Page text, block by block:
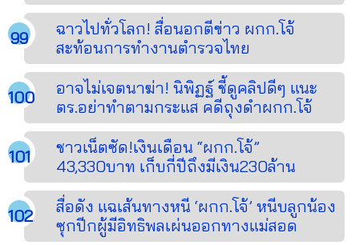
ฉาวไปทั่วโลก! สื่อนอกตีข่าว ผกก.โจ้
สะท้อนการทำงานตำรวจไทย
อาจไม่เจตนาฆ่า! นิพิฏฐ์ ชี้ดูคลิปดีๆ แนะ
ตร.อย่าทำตามกระแส คดีถุงดำผกก.โจ้
ชาวเน็ตซัด!เงินเดือน “ผกก.โจ้”
43,330บาท เก็บกี่ปีถึงมีเงิน230ล้าน
สื่อดัง แฉเส้นทางหนี ‘ผกก.โจ้’ หนีบลูกน้อง
ซุกปีกผู้มีอิทธิพลเผ่นออกทางแม่สอด